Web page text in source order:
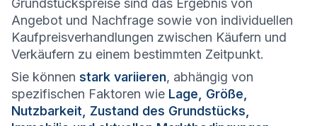
Grundstückspreise sind das Ergebnis von
Angebot und Nachfrage sowie von individuellen
Kaufpreisverhandlungen zwischen Käufern und
Verkäufern zu einem bestimmten Zeitpunkt.
Sie können stark variieren, abhängig von
spezifischen Faktoren wie Lage, Größe,
Nutzbarkeit, Zustand des Grundstücks,